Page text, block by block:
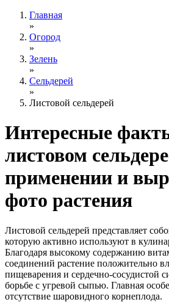
Главная
»
Огород
»
Зелень
»
Сельдерей
»
Листовой сельдерей
Интересные
листовом
применении и
фото растения
Листовой сельдерей представляет
которую активно используют в
Благодаря высокому содержанию
соединений растение положительно
пищеварения и сердечно-сосудистой
борьбе с угревой сыпью. Главная
отсутствие шаровидного корнеплода.